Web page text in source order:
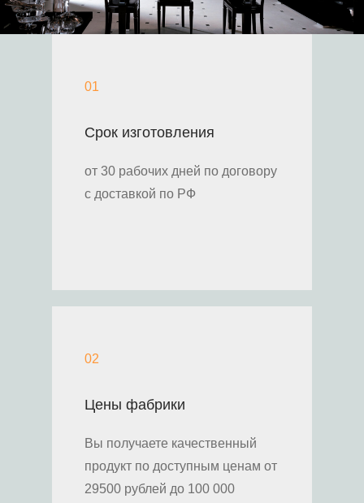
Срок изготовления
от 30 рабочих дней по договору
с доставкой по РФ
01
Цены фабрики
Вы получаете качественный
продукт по доступным ценам от
29500 рублей до 100 000
02